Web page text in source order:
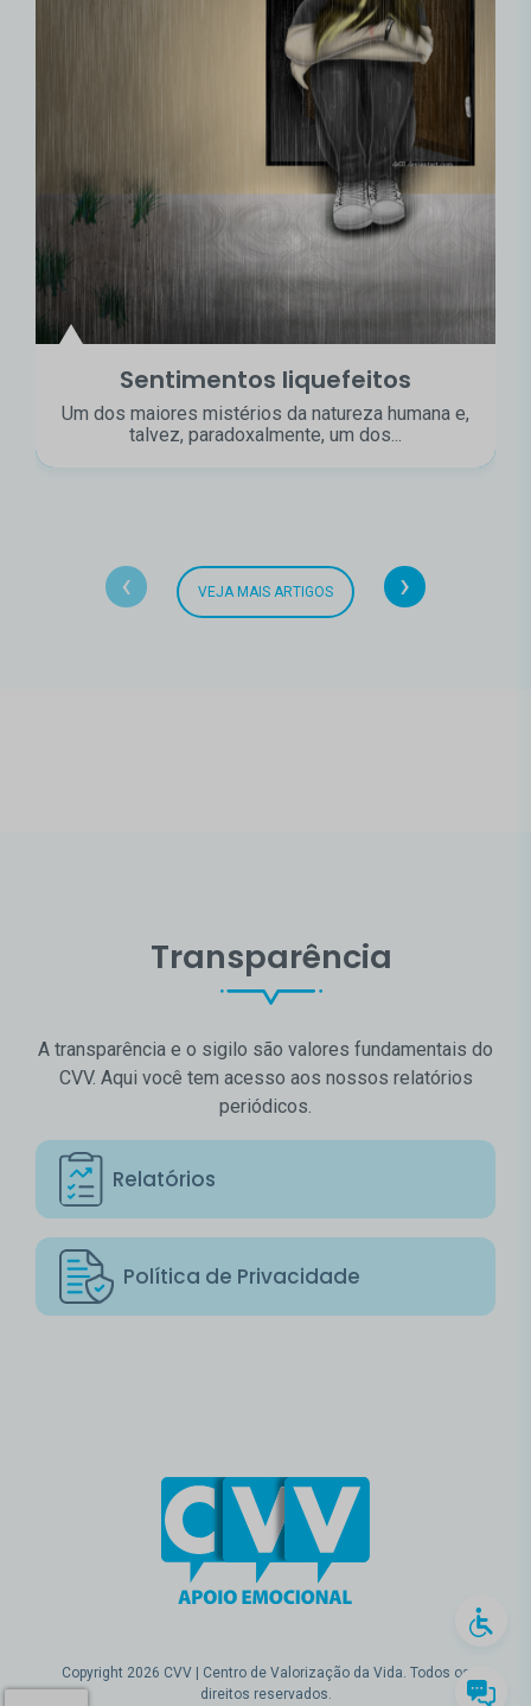
Sentimentos liquefeitos
Um dos maiores mistérios da natureza humana e,
talvez, paradoxalmente, um dos...
‹ ›
VEJA MAIS ARTIGOS
Transparência
A transparência e o sigilo são valores fundamentais do
CVV. Aqui você tem acesso aos nossos relatórios
periódicos.
Relatórios
Política de Privacidade
Copyright 2026 CVV | Centro de Valorização da Vida. Todos os
direitos reservados.